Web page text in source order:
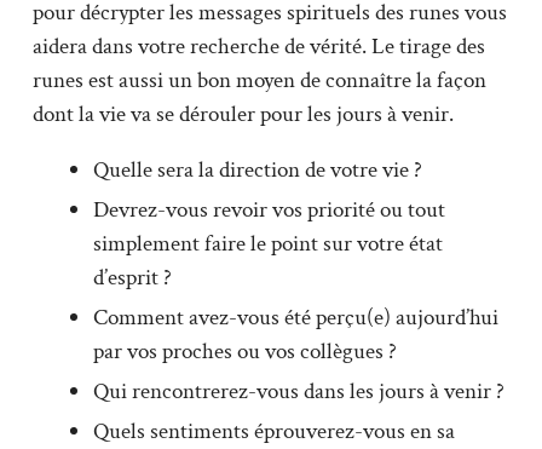
pour décrypter les messages spirituels des runes vous
aidera dans votre recherche de vérité. Le tirage des
runes est aussi un bon moyen de connaître la façon
dont la vie va se dérouler pour les jours à venir.
Quelle sera la direction de votre vie ?
Devrez-vous revoir vos priorité ou tout
simplement faire le point sur votre état
d’esprit ?
Comment avez-vous été perçu(e) aujourd’hui
par vos proches ou vos collègues ?
Qui rencontrerez-vous dans les jours à venir ?
Quels sentiments éprouverez-vous en sa